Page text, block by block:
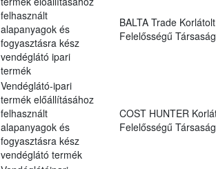
felhasznált
alapanyagok és
fogyasztásra kész
vendéglátó ipari
termék
BALTA Trade Korlátolt
Felelősségű Társaság
Vendéglátó-ipari
termék előállításához
felhasznált
alapanyagok és
fogyasztásra kész
vendéglátó termék
COST HUNTER
Felelősségű Társaság